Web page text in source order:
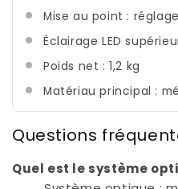
Mise au point :
Éclairage LED
Poids net : 1,2 kg
Matériau principal :
Questions
Quel est le système